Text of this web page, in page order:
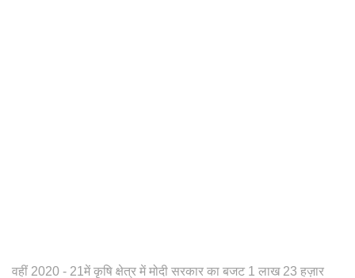
वहीं 2020 - 21में कृषि क्षेत्र में मोदी सरकार का बजट 1 लाख 23 हज़ार